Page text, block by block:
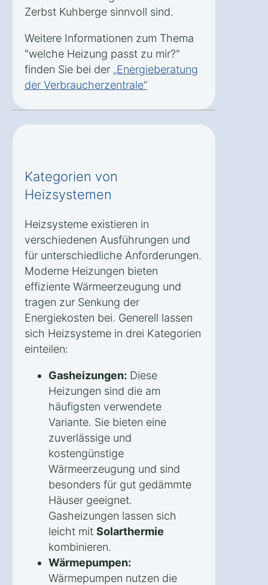
Zerbst Kuhberge sinnvoll sind.
Weitere Informationen zum Thema
"welche Heizung passt zu mir?"
finden Sie bei der „Energieberatung
der Verbraucherzentrale“
Kategorien von
Heizsystemen
Heizsysteme existieren in
verschiedenen Ausführungen und
für unterschiedliche Anforderungen.
Moderne Heizungen bieten
effiziente Wärmeerzeugung und
tragen zur Senkung der
Energiekosten bei. Generell lassen
sich Heizsysteme in drei Kategorien
einteilen:
Gasheizungen: Diese
Heizungen sind die am
häufigsten verwendete
Variante. Sie bieten eine
zuverlässige und
kostengünstige
Wärmeerzeugung und sind
besonders für gut gedämmte
Häuser geeignet.
Gasheizungen lassen sich
leicht mit Solarthermie
kombinieren.
Wärmepumpen:
Wärmepumpen nutzen die